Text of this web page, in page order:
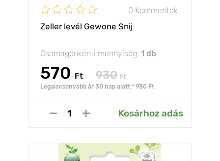
0 Kommentek
Zeller levél Gewone Snij
Csomagonkénti mennyiség: 1 db
570 Ft 930 Ft
Legalacsonyabb ár 30 nap alatt:* 930 Ft
Kosárhoz adás